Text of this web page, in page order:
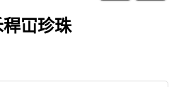
冚珍珠